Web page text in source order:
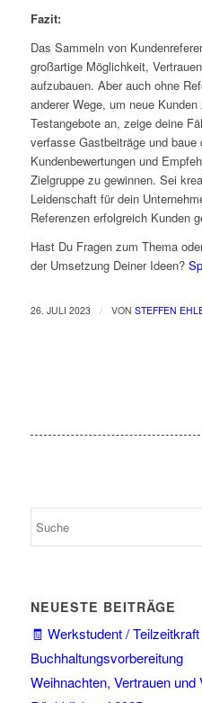
Fazit:
Das Sammeln von
großartige Möglichkeit,
aufzubauen. Aber auch ohne
anderer Wege, um neue
Testangebote an, zeige deine
verfasse Gastbeiträge und
Kundenbewertungen und
Zielgruppe zu gewinnen. Sei
Leidenschaft für dein
Referenzen erfolgreich Kunden
Hast Du Fragen zum Thema
der Umsetzung Deiner Ideen?
26. JULI 2023 / VON STEFFEN
NEUESTE BEITRÄGE
🧾 Werkstudent /
Buchhaltungsvorbereitung
Weihnachten, Vertrauen und